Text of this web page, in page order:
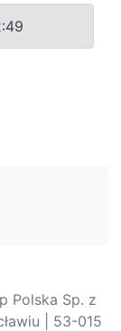
Polska Sp. z
| 53-015